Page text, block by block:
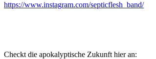
https://www.instagram.com/septicflesh_band/
Checkt die apokalyptische Zukunft hier an: